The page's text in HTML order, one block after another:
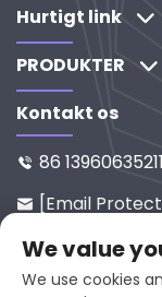
Udforsk vores
Hurtigt link
PRODUKTER
Kontakt os
 86 13960635211
 [email

Nr. 65-9, Xixi
353001, Kina
We value
We use cookies